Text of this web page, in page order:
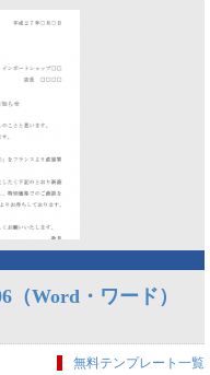
Word・ワード）
無料テンプレート一覧